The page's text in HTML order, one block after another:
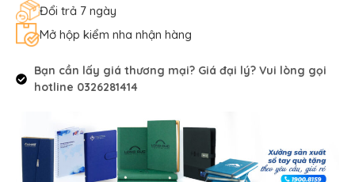
Đổi trả 7 ngày
Mở hộp kiểm nha nhận hàng
Bạn cần lấy giá thương mại? Giá đại lý? Vui lòng gọi
hotline 0326281414